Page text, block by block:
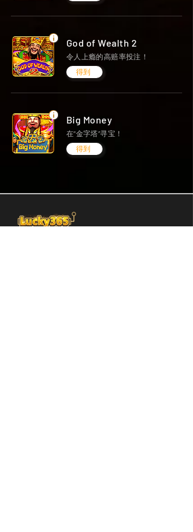
God of Wealth 2
令人上瘾的高赔率投注！
得到
Big Money
在“金字塔”寻宝！
得到